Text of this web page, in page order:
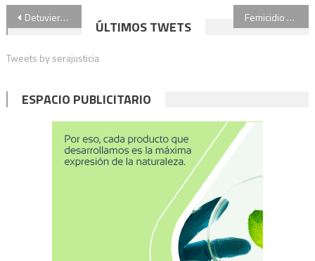
Navegación
de
entradas
Detuvieron a un profesor de un colegio de Devoto por grooming y abuso sexual Femicidio de Erica Soriano: Casación confirmó la condena de 22 años a Daniel Lagostena
ÚLTIMOS TWETS
Tweets by serajusticia
ESPACIO PUBLICITARIO